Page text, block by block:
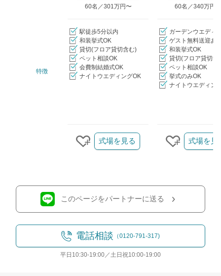
60名／301万円〜
60名／340万円〜
特徴
駅徒歩5分以内
和装挙式OK
貸切(フロア貸切含む)
ペット相談OK
会費制結婚式OK
ナイトウエディングOK
ガーデンウエディ
ゲスト無料送迎あ
和装挙式OK
貸切(フロア貸切含
ペット相談OK
挙式のみOK
ナイトウエディン
クリップする
式場を見る
クリップす
式場を見
このページをパートナーに送る
電話相談 （0120-791-317)
平日10:30-19:00／土日祝10:00-19:00